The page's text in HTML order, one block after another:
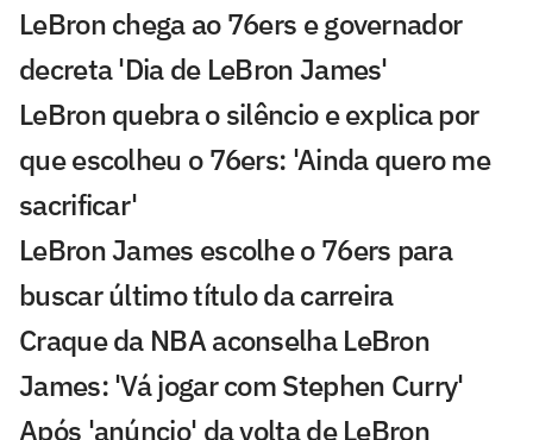
LeBron chega ao 76ers e governador
decreta 'Dia de LeBron James'
LeBron quebra o silêncio e explica por
que escolheu o 76ers: 'Ainda quero me
sacrificar'
LeBron James escolhe o 76ers para
buscar último título da carreira
Craque da NBA aconselha LeBron
James: 'Vá jogar com Stephen Curry'
Após 'anúncio' da volta de LeBron